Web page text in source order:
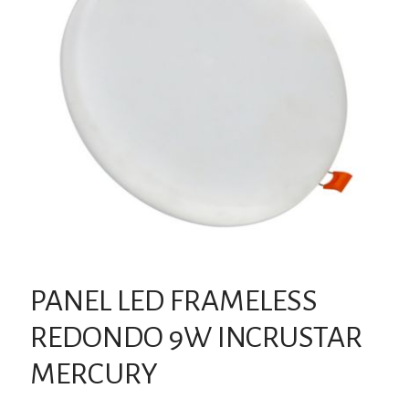
PANEL LED FRAMELESS
REDONDO 9W INCRUSTAR
MERCURY